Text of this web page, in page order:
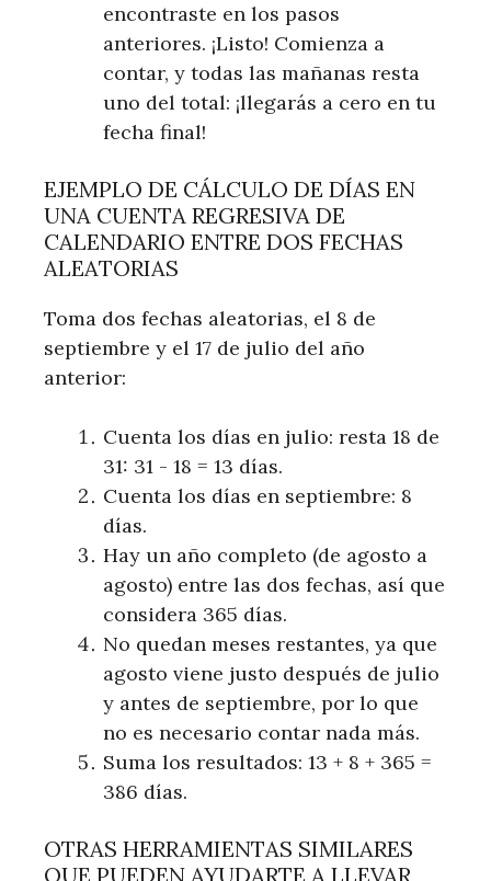
encontraste en los pasos
anteriores. ¡Listo! Comienza a
contar, y todas las mañanas resta
uno del total: ¡llegarás a cero en tu
fecha final!
EJEMPLO DE CÁLCULO DE DÍAS EN
UNA CUENTA REGRESIVA DE
CALENDARIO ENTRE DOS FECHAS
ALEATORIAS
Toma dos fechas aleatorias, el 8 de
septiembre y el 17 de julio del año
anterior:
Cuenta los días en julio: resta 18 de
31: 31 - 18 = 13 días.
Cuenta los días en septiembre: 8
días.
Hay un año completo (de agosto a
agosto) entre las dos fechas, así que
considera 365 días.
No quedan meses restantes, ya que
agosto viene justo después de julio
y antes de septiembre, por lo que
no es necesario contar nada más.
Suma los resultados: 13 + 8 + 365 =
386 días.
OTRAS HERRAMIENTAS SIMILARES
QUE PUEDEN AYUDARTE A LLEVAR